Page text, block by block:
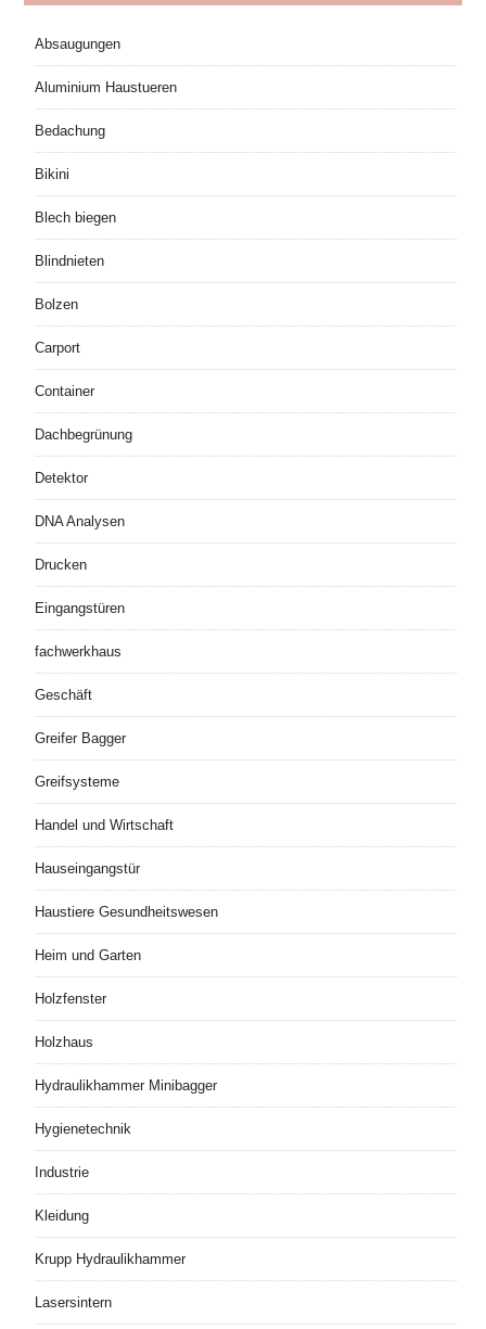
Absaugungen
Aluminium Haustueren
Bedachung
Bikini
Blech biegen
Blindnieten
Bolzen
Carport
Container
Dachbegrünung
Detektor
DNA Analysen
Drucken
Eingangstüren
fachwerkhaus
Geschäft
Greifer Bagger
Greifsysteme
Handel und Wirtschaft
Hauseingangstür
Haustiere Gesundheitswesen
Heim und Garten
Holzfenster
Holzhaus
Hydraulikhammer Minibagger
Hygienetechnik
Industrie
Kleidung
Krupp Hydraulikhammer
Lasersintern